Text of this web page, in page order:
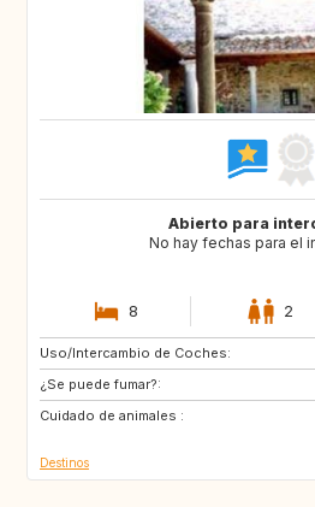
Abierto para
No hay fechas para el
8 2
Uso/Intercambio de Coches:
¿Se puede fumar?:
Cuidado de animales :
AU
GB
ES
Destinos